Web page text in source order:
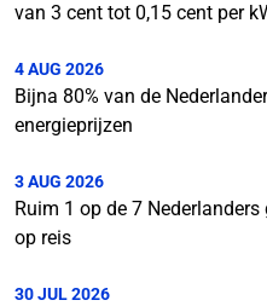
van 3 cent tot 0,15 cent per
4 AUG 2026
Bijna 80% van de
energieprijzen
3 AUG 2026
Ruim 1 op de 7
op reis
30 JUL 2026